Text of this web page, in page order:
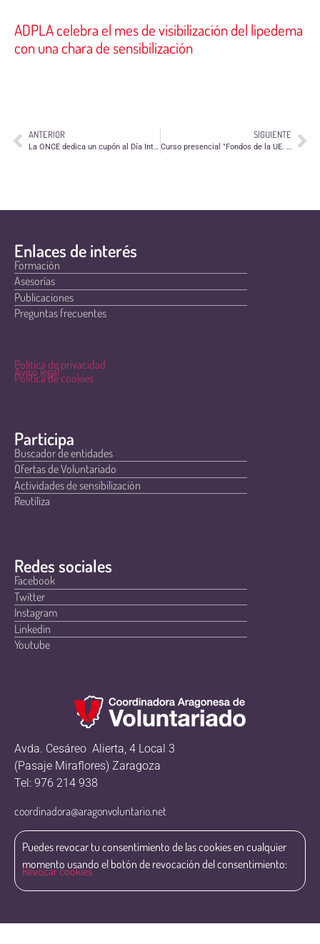
ADPLA celebra el mes de visibilización del lipedema
con una chara de sensibilización
ANTERIOR
La ONCE dedica un cupón al Día Internacional del Voluntariado
SIGUIENTE
Curso presencial "Fondos de la UE. Nivel avanzado"
Enlaces de interés
Formación
Asesorías
Publicaciones
Preguntas frecuentes
Política de privacidad
Aviso legal
Política de cookies
Participa
Buscador de entidades
Ofertas de Voluntariado
Actividades de sensibilización
Reutiliza
Redes sociales
Facebook
Twitter
Instagram
Linkedin
Youtube
Avda. Cesáreo Alierta, 4 Local 3
(Pasaje Miraflores) Zaragoza
Tel: 976 214 938
coordinadora@aragonvoluntario.net
Puedes revocar tu consentimiento de las cookies en cualquier
momento usando el botón de revocación del consentimiento:
Revocar cookies